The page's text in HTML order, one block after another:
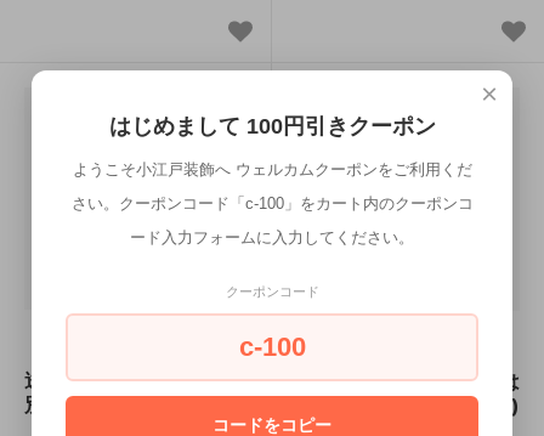
送料無料(北海道・沖縄は
別途送料が掛かります。)
6471 メーカー直送商品
送料無料(北海道・沖縄は
別途送料が掛かります。)
×
はじめまして 100円引きクーポン
ようこそ小江戸装飾へ ウェルカムクーポンをご利用くだ
さい。クーポンコード「c-100」をカート内のクーポンコ
ード入力フォームに入力してください。
クーポンコード
c-100
コードをコピー